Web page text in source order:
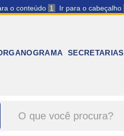
o conteúdo 1 Ir para o cabeçalho
SECRETARIAS